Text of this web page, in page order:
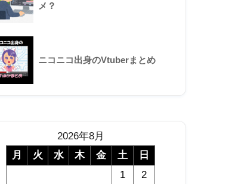
メ？
ニコニコ出身のVtuberまとめ
2026年8月
月
火 水 木 金 土
日
1
2